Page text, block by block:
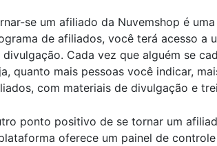
se um afiliado da Nuvemshop é
de afiliados, você terá acesso a
divulgação. Cada vez que alguém se
quanto mais pessoas você indicar,
com materiais de divulgação e
ponto positivo de se tornar um
oferece um painel de